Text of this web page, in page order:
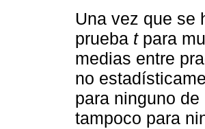
Una vez que se
prueba tpara
medias entre
no
para ninguno
tampoco para